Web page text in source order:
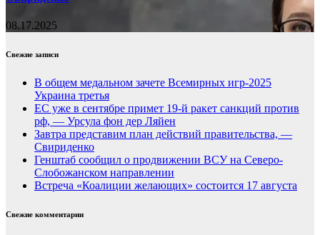
08.17.2025
Свежие записи
В общем медальном зачете Всемирных игр-2025
Украина третья
ЕС уже в сентябре примет 19-й ракет санкций против
рф, — Урсула фон дер Ляйен
Завтра представим план действий правительства, —
Свириденко
Генштаб сообщил о продвижении ВСУ на Северо-
Слобожанском направлении
Встреча «Коалиции желающих» состоится 17 августа
Свежие комментарии